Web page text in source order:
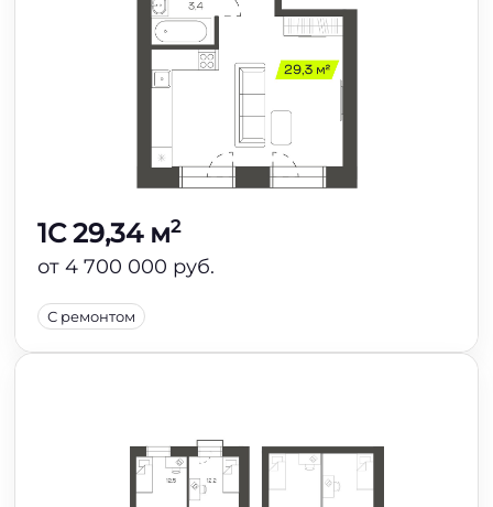
1C 29,34 м2
от 4 700 000 руб.
С ремонтом